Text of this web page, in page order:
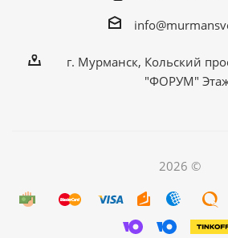
г. Мурманск, Кольский
"ФОРУМ"
2026 ©